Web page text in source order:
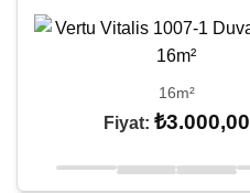
16m²
Fiyat: ₺3.000,00